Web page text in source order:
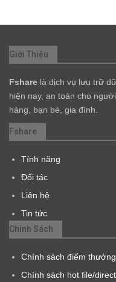
Giới Thiệu
Fshare là dịch vụ lưu trữ
hiện nay, an toàn cho
hàng, bạn bè, gia đình.
Fshare
Tính năng
Đối tác
Liên hệ
Tin tức
Chính Sách
Chính sách điểm thưởng
Chính sách hot file/